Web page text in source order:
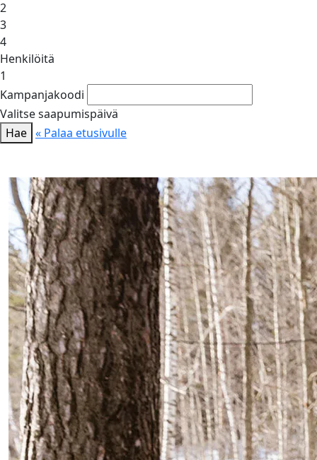
2
3
4
Henkilöitä
1
Kampanjakoodi
Valitse saapumispäivä
Hae « Palaa etusivulle